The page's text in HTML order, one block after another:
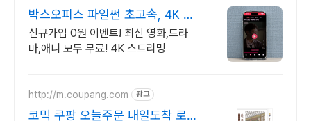
박스오피스 파일썬 초고속, 4K 실
시간 보기!
신규가입 0원 이벤트! 최신 영화,드라
마,애니 모두 무료! 4K 스트리밍
http://m.coupang.com 광고
코믹 쿠팡 오늘주문 내일도착 로켓